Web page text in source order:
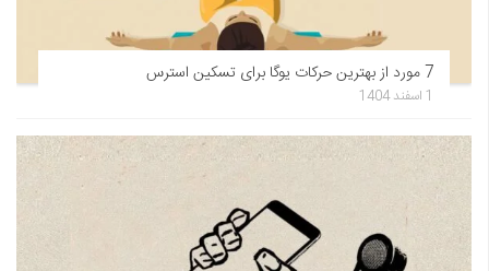
7 مورد از بهترین حرکات یوگا برای تسکین استرس
1 اسفند 1404